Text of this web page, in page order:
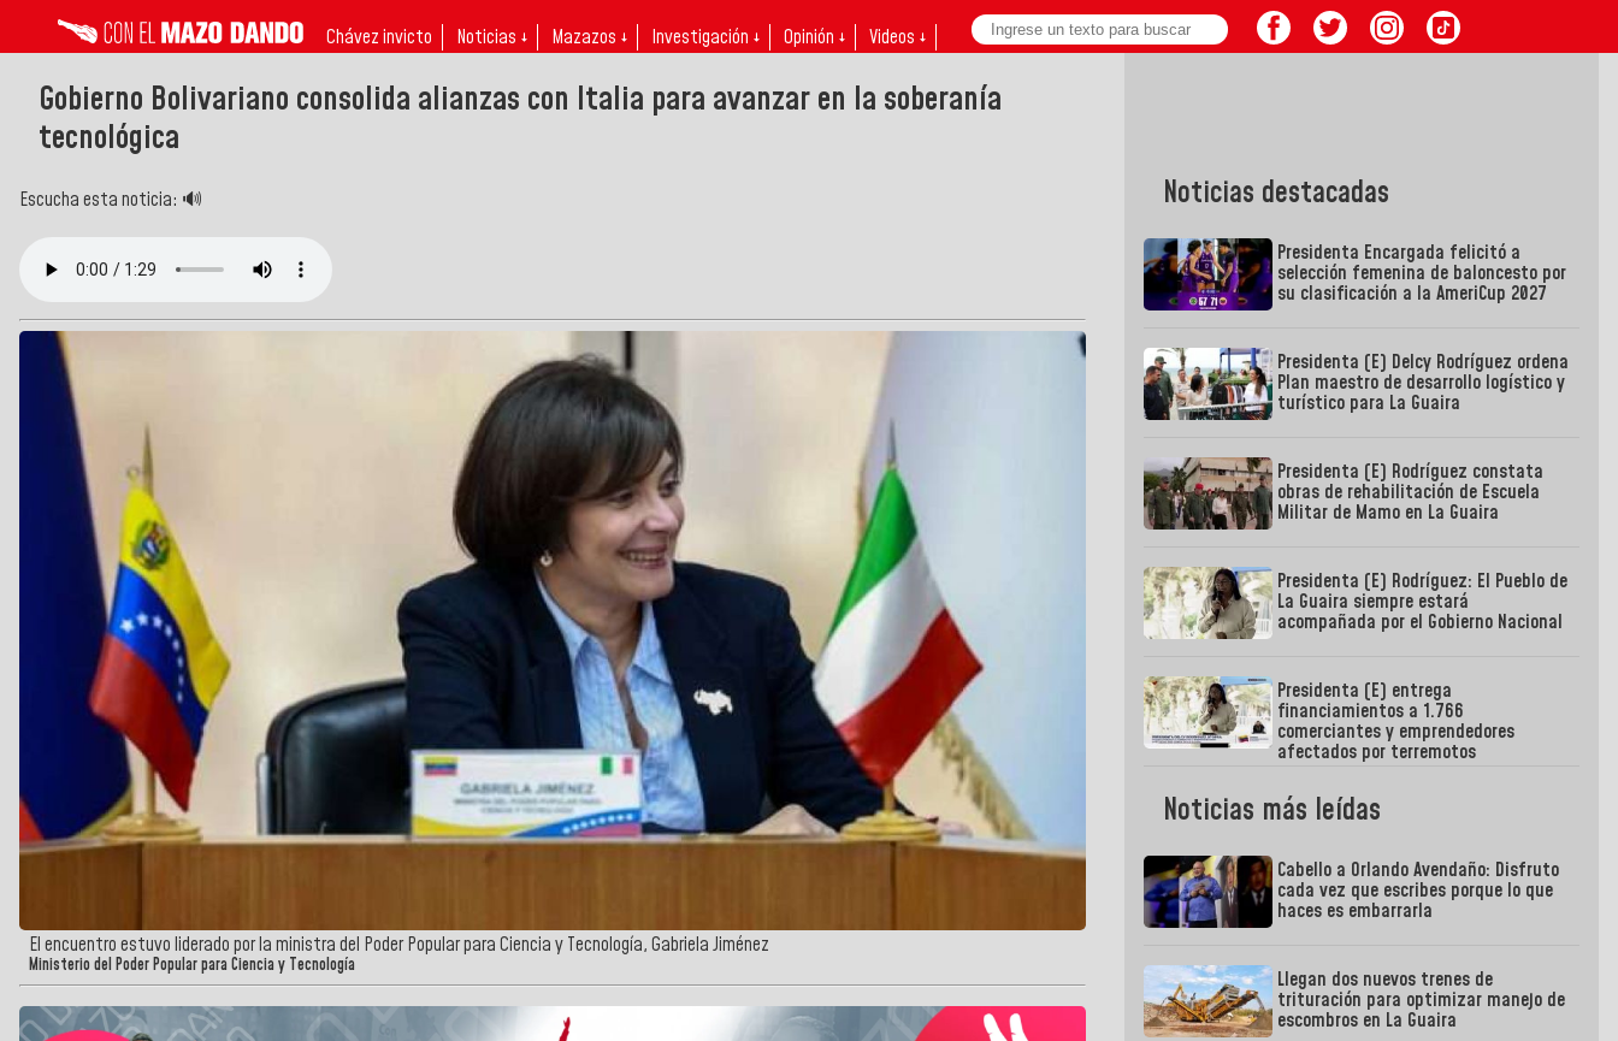
Chávez invicto Noticias ↓ Mazazos ↓ Investigación ↓ Opinión ↓ Videos ↓
Gobierno Bolivariano consolida alianzas con Italia para avanzar en la soberanía
tecnológica
Escucha esta noticia: 🔊
El encuentro estuvo liderado por la ministra del Poder Popular para Ciencia y Tecnología, Gabriela Jiménez
Ministerio del Poder Popular para Ciencia y Tecnología
Noticias destacadas
Presidenta Encargada felicitó a
selección femenina de baloncesto por
su clasificación a la AmeriCup 2027
Presidenta (E) Delcy Rodríguez ordena
Plan maestro de desarrollo logístico y
turístico para La Guaira
Presidenta (E) Rodríguez constata
obras de rehabilitación de Escuela
Militar de Mamo en La Guaira
Presidenta (E) Rodríguez: El Pueblo de
La Guaira siempre estará
acompañada por el Gobierno Nacional
Presidenta (E) entrega
financiamientos a 1.766
comerciantes y emprendedores
afectados por terremotos
Noticias más leídas
Cabello a Orlando Avendaño: Disfruto
cada vez que escribes porque lo que
haces es embarrarla
Llegan dos nuevos trenes de
trituración para optimizar manejo de
escombros en La Guaira